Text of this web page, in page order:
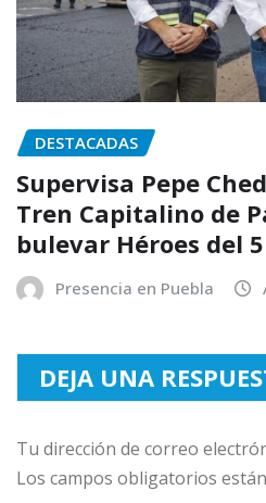
DESTACADAS
Supervisa Pepe
Tren Capitalino de
bulevar Héroes del
Presencia en Puebla
DEJA UNA
Tu dirección de correo
Los campos obligatorios